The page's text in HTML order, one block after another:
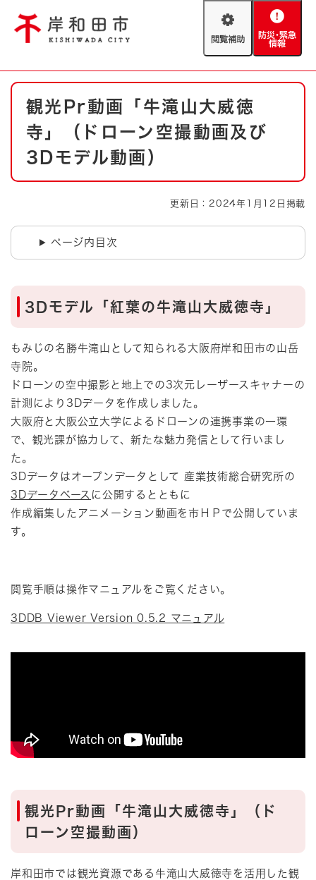
閲
助
防
緊
報
やさしい日本語
標準 拡大
防災・緊急情報 救急・消防
ハザードマップ AED設置箇所
本
観光Pr動画「牛滝山大威徳
寺」（ドローン空撮動画及び
3Dモデル動画）
更新日：2024年1月12日掲載
ページ内目次
3Dモデル「紅葉の牛滝山大威徳寺」
もみじの名勝牛滝山として知られる大阪府岸和田市の山岳
寺院。
ドローンの空中撮影と地上での3次元レーザースキャナーの
計測により3Dデータを作成しました。
大阪府と大阪公立大学によるドローンの連携事業の一環
で、観光課が協力して、新たな魅力発信として行いまし
た。
3Dデータはオープンデータとして 産業技術総合研究所の
3Dデータベース に公開するとともに
作成編集したアニメーション動画を市ＨＰで公開していま
す。
閲覧手順は操作マニュアルをご覧ください。
3DDB Viewer Version 0.5.2 マニュアル
観光Pr動画「牛滝山大威徳寺」（ド
ローン空撮動画）
岸和田市では観光資源である牛滝山大威徳寺を活用した観